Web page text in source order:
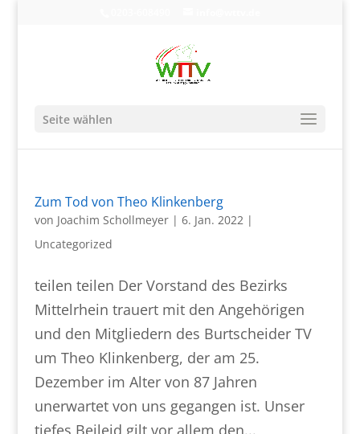
Seite wählen
Zum Tod von Theo Klinkenberg
von Joachim Schollmeyer| 6. Jan. 2022|
Uncategorized
teilen teilen Der Vorstand des Bezirks
Mittelrhein trauert mit den Angehörigen
und den Mitgliedern des Burtscheider TV
um Theo Klinkenberg, der am 25.
Dezember im Alter von 87 Jahren
unerwartet von uns gegangen ist. Unser
tiefes Beileid gilt vor allem den...